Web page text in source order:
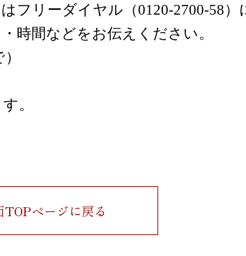
フリーダイヤル（0120-2700-58）
時間などをお伝えください。
。
TOPページに戻る